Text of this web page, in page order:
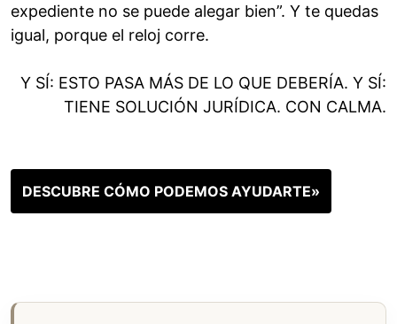
expediente no se puede alegar bien”. Y te quedas
igual, porque el reloj corre.
Y SÍ: ESTO PASA MÁS DE LO QUE DEBERÍA. Y SÍ:
TIENE SOLUCIÓN JURÍDICA. CON CALMA.
DESCUBRE CÓMO PODEMOS AYUDARTE»